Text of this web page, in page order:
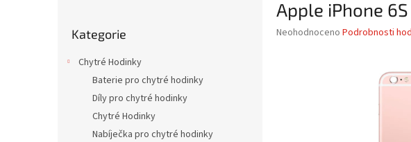
kategorie
Kategorie
Chytré Hodinky
Baterie pro chytré hodinky
Díly pro chytré hodinky
Chytré Hodinky
Nabíječka pro chytré hodinky
Apple iPhone
Průměrné
Neohodnoceno Podrobnosti